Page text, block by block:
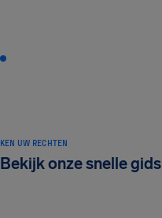
KEN UW RECHTEN
Bekijk onze snelle gids